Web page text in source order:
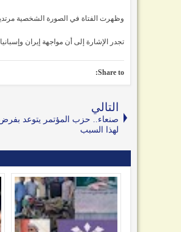
وظهرت الفتاة في الصورة الشخصية
تجدر الإشارة إلى أن مواجهة إيران وإسبانيا الأخيرة،
Share to:
التالي
صنعاء.. حزب المؤتمر يتوعد
لهذا السبب